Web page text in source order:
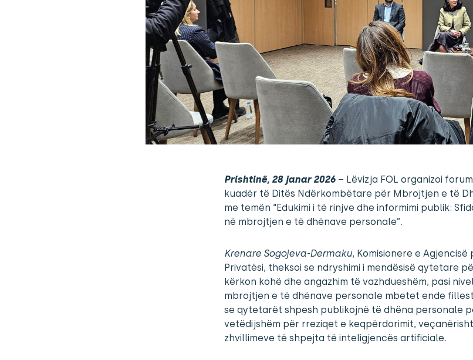
Prishtinë, 28 janar 2026 – Lëvizja FOL organizoi
kuadër të Ditës Ndërkombëtare për Mbrojtjen e të
me temën “Edukimi i të rinjve dhe informimi publik:
në mbrojtjen e të dhënave personale”.
Krenare Sogojeva-Dermaku, Komisionere e
Privatësi, theksoi se ndryshimi i mendësisë qytetare
kërkon kohë dhe angazhim të vazhdueshëm, pasi
mbrojtjen e të dhënave personale mbetet ende
se qytetarët shpesh publikojnë të dhëna personale
vetëdijshëm për rreziqet e keqpërdorimit,
zhvillimeve të shpejta të inteligjencës artificiale.